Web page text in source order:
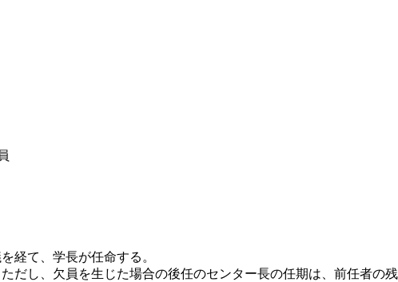
経て、学長が任命する。
し、欠員を生じた場合の後任のセンター長の任期は、前任者の残